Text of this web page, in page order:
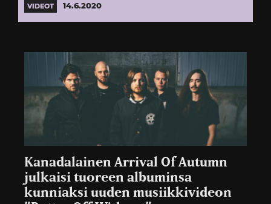
VIDEOT 14.6.2020
Kanadalainen Arrival Of Autumn
julkaisi tuoreen albuminsa
kunniaksi uuden musiikkivideon